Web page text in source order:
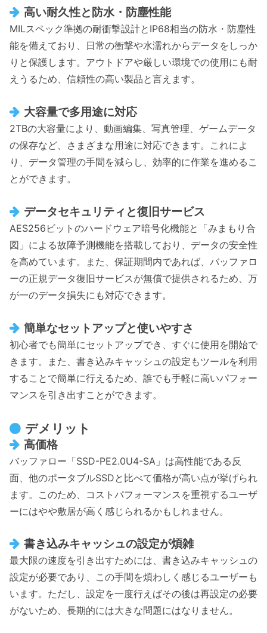
高い耐久性と防水・防塵性能
MILスペック準拠の耐衝撃設計とIP68相当の防水・防塵性
能を備えており、日常の衝撃や水濡れからデータをしっか
りと保護します。アウトドアや厳しい環境での使用にも耐
えうるため、信頼性の高い製品と言えます。
大容量で多用途に対応
2TBの大容量により、動画編集、写真管理、ゲームデータ
の保存など、さまざまな用途に対応できます。これによ
り、データ管理の手間を減らし、効率的に作業を進めるこ
とができます。
データセキュリティと復旧サービス
AES256ビットのハードウェア暗号化機能と「みまもり合
図」による故障予測機能を搭載しており、データの安全性
を高めています。また、保証期間内であれば、バッファロ
ーの正規データ復旧サービスが無償で提供されるため、万
が一のデータ損失にも対応できます。
簡単なセットアップと使いやすさ
初心者でも簡単にセットアップでき、すぐに使用を開始で
きます。また、書き込みキャッシュの設定もツールを利用
することで簡単に行えるため、誰でも手軽に高いパフォー
マンスを引き出すことができます。
デメリット
高価格
バッファロー「SSD-PE2.0U4-SA」は高性能である反
面、他のポータブルSSDと比べて価格が高い点が挙げられ
ます。このため、コストパフォーマンスを重視するユーザ
ーにはやや敷居が高く感じられるかもしれません。
書き込みキャッシュの設定が煩雑
最大限の速度を引き出すためには、書き込みキャッシュの
設定が必要であり、この手間を煩わしく感じるユーザーも
います。ただし、設定を一度行えばその後は再設定の必要
がないため、長期的には大きな問題にはなりません。